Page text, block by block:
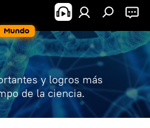
Mundo
y logros más
de la ciencia.